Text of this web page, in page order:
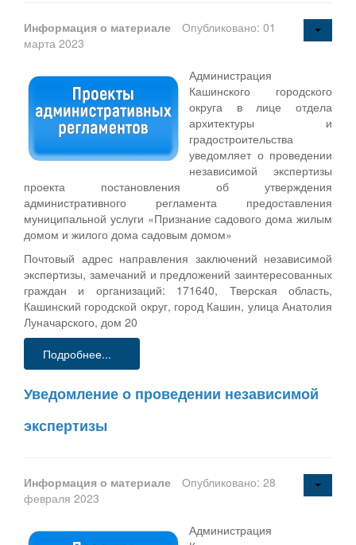
Информация о материале
Опубликовано: 01
марта 2023
Администрация
Кашинского городского
округа в лице отдела
архитектуры и
градостроительства
уведомляет о проведении
независимой экспертизы
проекта постановления об утверждения
административного регламента предоставления
муниципальной услуги «Признание садового дома жилым
домом и жилого дома садовым домом»
Почтовый адрес направления заключений независимой
экспертизы, замечаний и предложений заинтересованных
граждан и организаций: 171640, Тверская область,
Кашинский городской округ, город Кашин, улица Анатолия
Луначарского, дом 20
Подробнее...
Уведомление о проведении независимой
экспертизы
Информация о материале
Опубликовано: 28
февраля 2023
Администрация